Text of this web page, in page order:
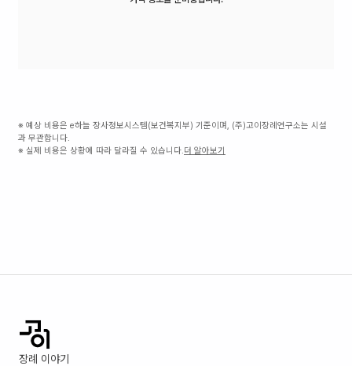
※ 예상 비용은 e하늘 장사정보시스템(보건복지부) 기준이며, (주)고이장례연구소는 시설
과 무관합니다.
※ 실제 비용은 상황에 따라 달라질 수 있습니다.더 알아보기
장례 이야기